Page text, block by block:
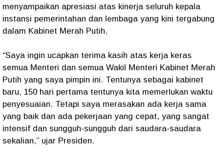
menyampaikan apresiasi atas kinerja seluruh kepala
instansi pemerintahan dan lembaga yang kini tergabung
dalam Kabinet Merah Putih.
“Saya ingin ucapkan terima kasih atas kerja keras
semua Menteri dan semua Wakil Menteri Kabinet Merah
Putih yang saya pimpin ini. Tentunya sebagai kabinet
baru, 150 hari pertama tentunya kita memerlukan waktu
penyesuaian. Tetapi saya merasakan ada kerja sama
yang baik dan ada pekerjaan yang cepat, yang sangat
intensif dan sungguh-sungguh dari saudara-saudara
sekalian,” ujar Presiden.